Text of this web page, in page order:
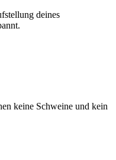
deines
keine Schweine und kein